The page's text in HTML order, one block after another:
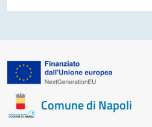
Comune di Napoli